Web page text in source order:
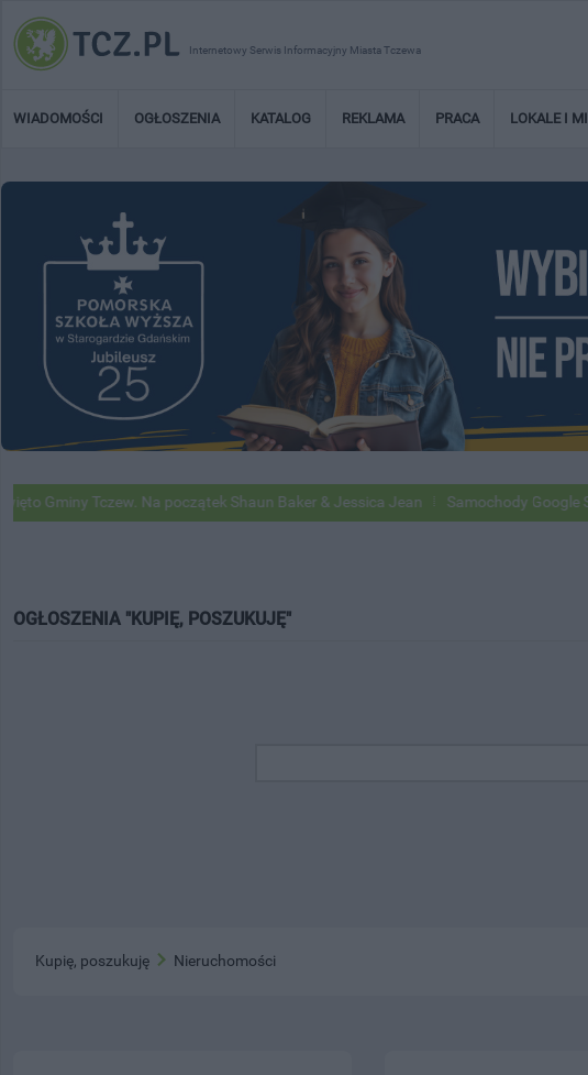
Internetowy Serwis Informacyjny Miasta Tczewa
WIADOMOŚCI OGŁOSZENIA KATALOG REKLAMA PRACA LOKALE I
Gminy Tczew. Na początek Shaun Baker & Jessica Jean Samochody Google
OGŁOSZENIA "KUPIĘ, POSZUKUJĘ"
Kupię, poszukuję Nieruchomości